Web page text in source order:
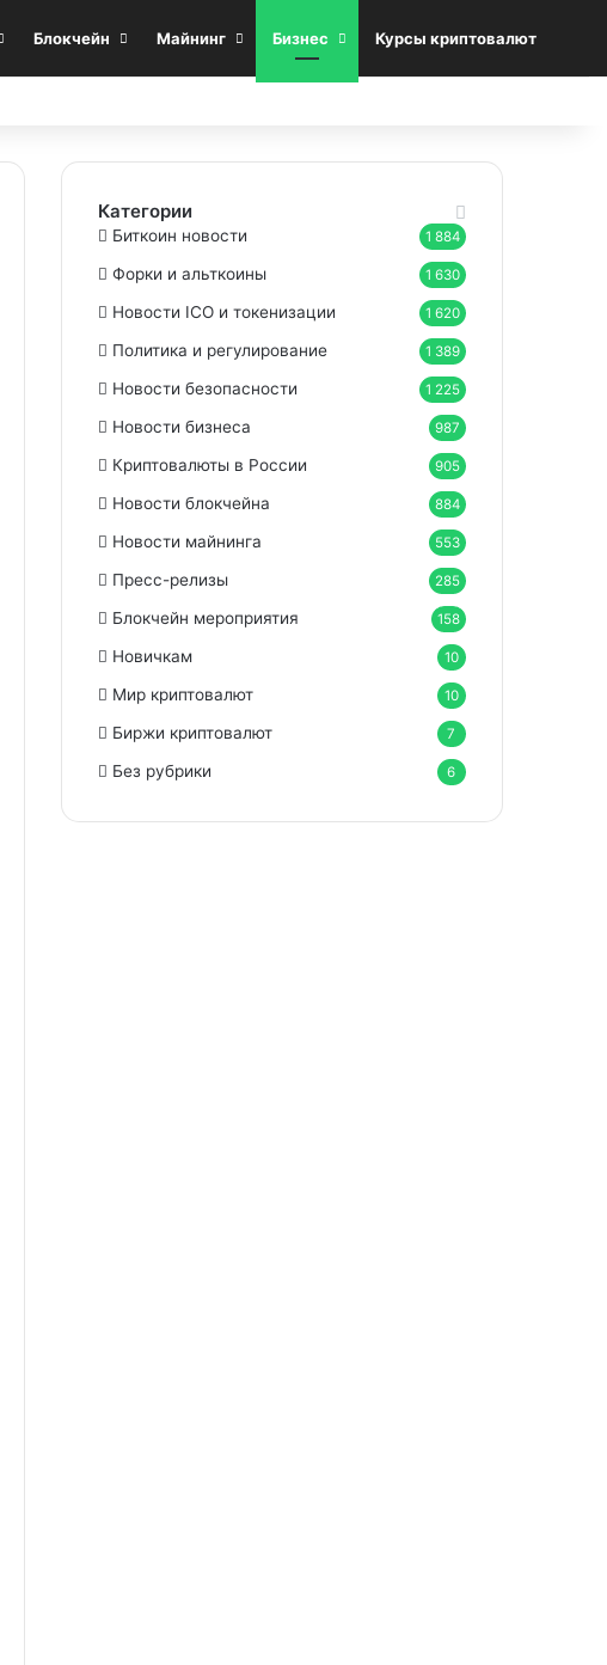
Блокчейн Майнинг Бизнес Курсы криптовалют
Категории
Биткоин новости 1 884
Форки и альткоины 1 630
Новости ICO и токенизации 1 620
Политика и регулирование 1 389
Новости безопасности 1 225
Новости бизнеса 987
Криптовалюты в России 905
Новости блокчейна 884
Новости майнинга 553
Пресс-релизы 285
Блокчейн мероприятия 158
Новичкам 10
Мир криптовалют 10
Биржи криптовалют 7
Без рубрики 6